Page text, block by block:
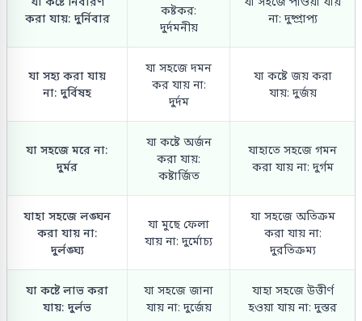
করা যায়: দুর্নিবার
কষ্টকর:
দুর্দমনীয়
না: দুষ্প্রাপ্য
যা সহ্য করা যায়
না: দুর্বিষহ
যা সহজে দমন
কর যায় না:
দুর্দম
যা কষ্টে জয় করা
যায়: দুর্জয়
যা সহজে মরে না:
দুর্মর
যা কষ্টে অর্জন
করা যায়:
কষ্টার্জিত
যাহাতে সহজে গমন
করা যায় না: দুর্গম
যাহা সহজে লঙ্ঘন
করা যায় না:
দুর্লঙ্ঘ্য
যা মুছে ফেলা
যায় না: দুর্মোচ্য
যা সহজে অতিক্রম
করা যায় না:
দুরতিক্রম্য
যা কষ্টে লাভ করা
যায়: দুর্লভ
যা সহজে জানা
যায় না: দুর্জেয়
যাহা সহজে উত্তীর্ণ
হওয়া যায় না: দুস্তর